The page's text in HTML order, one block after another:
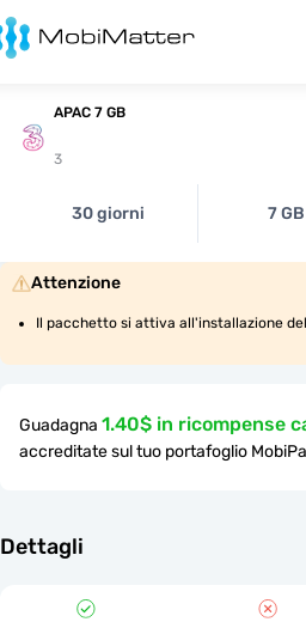
APAC 7 GB
3
30 giorni 7 GB
Attenzione
Il pacchetto si attiva all'installazione
Guadagna 1.40$ in ricompense
accreditate sul tuo portafoglio
Dettagli